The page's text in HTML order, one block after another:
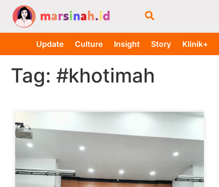
Update Culture Insight Story Klinik+
Tag: #khotimah